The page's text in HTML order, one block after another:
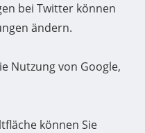
bei Twitter können
ändern.
Nutzung von Google,
können Sie